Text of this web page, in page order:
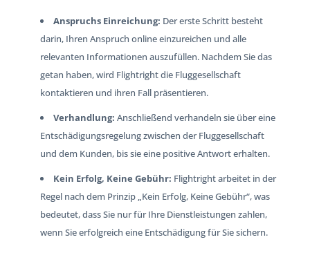
Anspruchs Einreichung: Der erste Schritt besteht
darin, Ihren Anspruch online einzureichen und alle
relevanten Informationen auszufüllen. Nachdem Sie das
getan haben, wird Flightright die Fluggesellschaft
kontaktieren und ihren Fall präsentieren.
Verhandlung: Anschließend verhandeln sie über eine
Entschädigungsregelung zwischen der Fluggesellschaft
und dem Kunden, bis sie eine positive Antwort erhalten.
Kein Erfolg, Keine Gebühr: Flightright arbeitet in der
Regel nach dem Prinzip „Kein Erfolg, Keine Gebühr“, was
bedeutet, dass Sie nur für Ihre Dienstleistungen zahlen,
wenn Sie erfolgreich eine Entschädigung für Sie sichern.